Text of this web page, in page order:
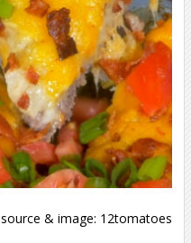
source & image: 12tomatoes